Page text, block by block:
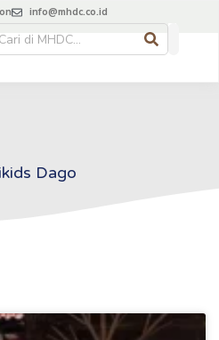
info@mhdc.co.id
Dago